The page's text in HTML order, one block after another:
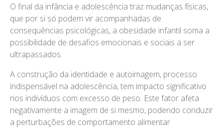
O final da infância e adolescência traz mudanças físicas,
que por si só podem vir acompanhadas de
consequências psicológicas, a obesidade infantil soma a
possibilidade de desafios emocionais e sociais a ser
ultrapassados.
A construção da identidade e autoimagem, processo
indispensável na adolescência, tem impacto significativo
nos indivíduos com excesso de peso. Este fator afeta
negativamente a imagem de si mesmo, podendo conduzir
a perturbações de comportamento alimentar